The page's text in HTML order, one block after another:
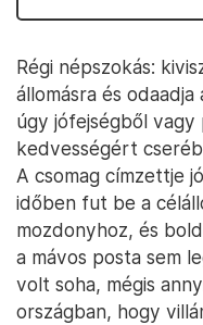
Régi népszokás:
állomásra és
úgy jófejségből
kedvességért
A csomag címzettje
időben fut be a
mozdonyhoz, és
a mávos posta sem
volt soha, mégis
országban, hogy